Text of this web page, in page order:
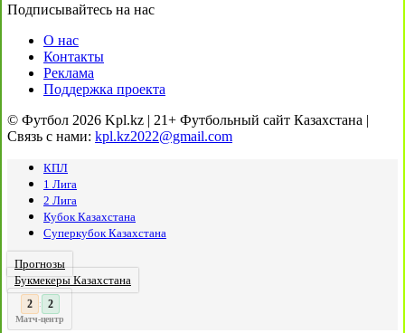
Подписывайтесь на нас
О нас
Контакты
Реклама
Поддержка проекта
© Футбол 2026 Kpl.kz | 21+ Футбольный сайт Казахстана |
Связь с нами: kpl.kz2022@gmail.com
КПЛ
1 Лига
2 Лига
Кубок Казахстана
Суперкубок Казахстана
Прогнозы
Букмекеры Казахстана
3 : 2
Матч-центр